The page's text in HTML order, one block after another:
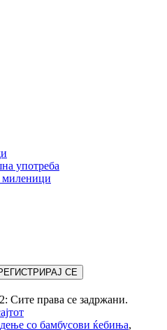
употреба
миленици
СЕ
Сите права се задржани.
со бамбусови ќебиња,